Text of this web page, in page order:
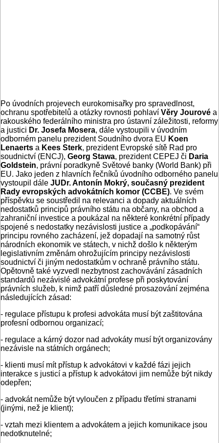
Po úvodních projevech eurokomisařky pro spravedlnost,
ochranu spotřebitelů a otázky rovnosti pohlaví Věry Jourové a
rakouského federálního ministra pro ústavní záležitosti, reformy
a justici Dr. Josefa Mosera, dále vystoupili v úvodním
odborném panelu prezident Soudního dvora EU Koen
Lenaerts a Kees Sterk, prezident Evropské sítě Rad pro
soudnictví (ENCJ), Georg Stawa, prezident CEPEJ či Daria
Goldstein, právní poradkyně Světové banky (World Bank) při
EU. Jako jeden z hlavních řečníků úvodního odborného panelu
vystoupil dále JUDr. Antonín Mokrý, současný prezident
Rady evropských advokátních komor (CCBE). Ve svém
příspěvku se soustředil na relevanci a dopady aktuálních
nedostatků principů právního státu na občany, na obchod a
zahraniční investice a poukázal na některé konkrétní případy
spojené s nedostatky nezávislosti justice a „podkopávání“
principu rovného zacházení, jež dopadají na samotný růst
národních ekonomik ve státech, v nichž došlo k některým
legislativním změnám ohrožujícím principy nezávislosti
soudnictví či jiným nedostatkům v ochraně právního státu.
Opětovně také vyzvedl nezbytnost zachovávání zásadních
standardů nezávislé advokátní profese při poskytování
právních služeb, k nimž patří důsledné prosazování zejména
následujících zásad:
- regulace přístupu k profesi advokáta musí být zaštitována
profesní odbornou organizací;
- regulace a kárný dozor nad advokáty musí být organizovány
nezávisle na státních orgánech;
- klienti musí mít přístup k advokátovi v každé fázi jejich
interakce s justicí a přístup k advokátovi jim nemůže být nikdy
odepřen;
- advokát nemůže být vyloučen z případu třetími stranami
(jinými, než je klient);
- vztah mezi klientem a advokátem a jejich komunikace jsou
nedotknutelné;